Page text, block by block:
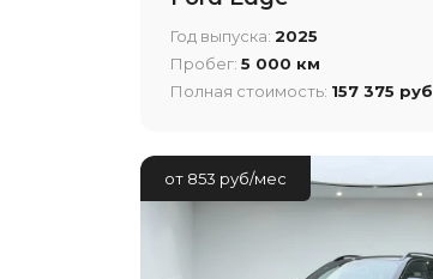
Год выпуска: 2025
Пробег: 5 000 км
Полная стоимость: 157 375 руб
от 853 руб/мес